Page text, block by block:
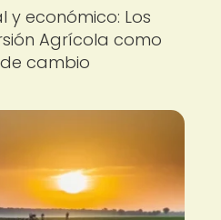
y económico: Los
Agrícola como
cambio